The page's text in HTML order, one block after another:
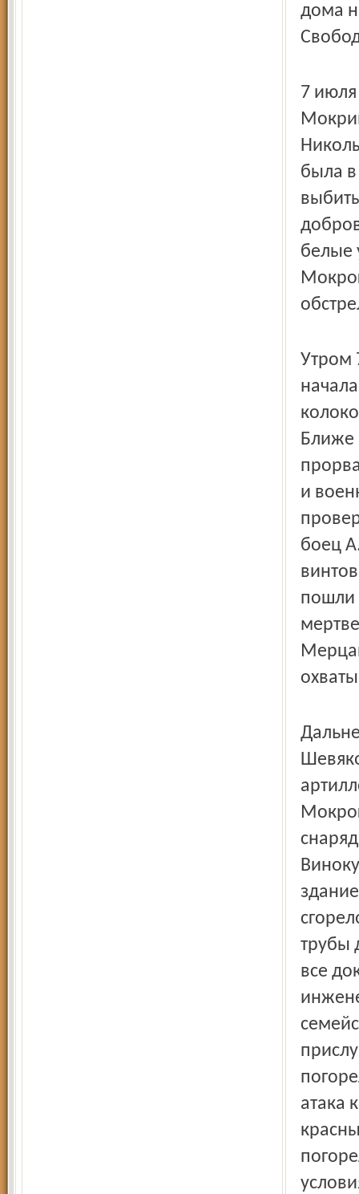
дома
7 июля
была
белые
Утром
Ближе
и
боец
пошли
трубы
все
атака